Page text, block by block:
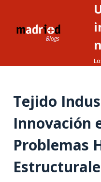
Tejido
Innovación
Problemas